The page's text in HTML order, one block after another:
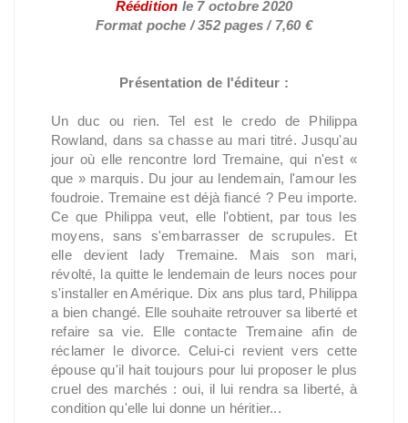
Réédition le 7 octobre 2020
Format poche / 352 pages / 7,60 €
Présentation de l'éditeur :
Un duc ou rien. Tel est le credo de Philippa
Rowland, dans sa chasse au mari titré. Jusqu'au
jour où elle rencontre lord Tremaine, qui n'est «
que » marquis. Du jour au lendemain, l'amour les
foudroie. Tremaine est déjà fiancé ? Peu importe.
Ce que Philippa veut, elle l'obtient, par tous les
moyens, sans s'embarrasser de scrupules. Et
elle devient lady Tremaine. Mais son mari,
révolté, la quitte le lendemain de leurs noces pour
s'installer en Amérique. Dix ans plus tard, Philippa
a bien changé. Elle souhaite retrouver sa liberté et
refaire sa vie. Elle contacte Tremaine afin de
réclamer le divorce. Celui-ci revient vers cette
épouse qu'il hait toujours pour lui proposer le plus
cruel des marchés : oui, il lui rendra sa liberté, à
condition qu'elle lui donne un héritier...